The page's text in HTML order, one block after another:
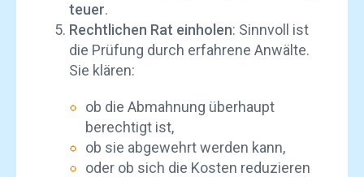
teuer.
Rechtlichen Rat einholen: Sinnvoll ist
die Prüfung durch erfahrene Anwälte.
Sie klären:
ob die Abmahnung überhaupt
berechtigt ist,
ob sie abgewehrt werden kann,
oder ob sich die Kosten reduzieren